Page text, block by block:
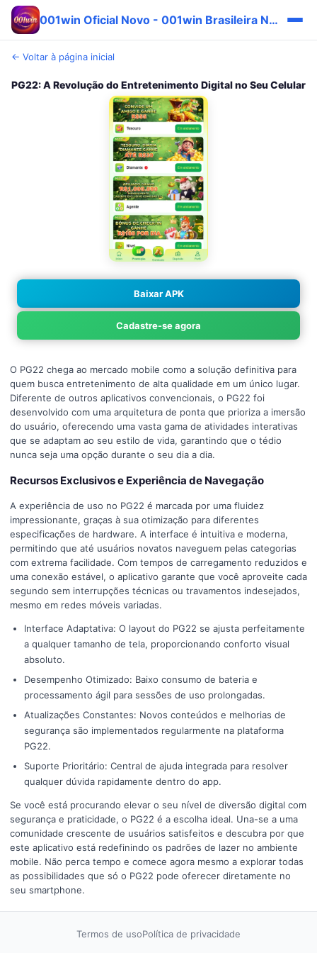
001win Oficial Novo - 001win Brasileira Novo Fácil 🎯
← Voltar à página inicial
PG22: A Revolução do Entretenimento Digital no Seu Celular
Baixar APK
Cadastre-se agora
O PG22 chega ao mercado mobile como a solução definitiva para
quem busca entretenimento de alta qualidade em um único lugar.
Diferente de outros aplicativos convencionais, o PG22 foi
desenvolvido com uma arquitetura de ponta que prioriza a imersão
do usuário, oferecendo uma vasta gama de atividades interativas
que se adaptam ao seu estilo de vida, garantindo que o tédio
nunca seja uma opção durante o seu dia a dia.
Recursos Exclusivos e Experiência de Navegação
A experiência de uso no PG22 é marcada por uma fluidez
impressionante, graças à sua otimização para diferentes
especificações de hardware. A interface é intuitiva e moderna,
permitindo que até usuários novatos naveguem pelas categorias
com extrema facilidade. Com tempos de carregamento reduzidos e
uma conexão estável, o aplicativo garante que você aproveite cada
segundo sem interrupções técnicas ou travamentos indesejados,
mesmo em redes móveis variadas.
Interface Adaptativa: O layout do PG22 se ajusta perfeitamente
a qualquer tamanho de tela, proporcionando conforto visual
absoluto.
Desempenho Otimizado: Baixo consumo de bateria e
processamento ágil para sessões de uso prolongadas.
Atualizações Constantes: Novos conteúdos e melhorias de
segurança são implementados regularmente na plataforma
PG22.
Suporte Prioritário: Central de ajuda integrada para resolver
qualquer dúvida rapidamente dentro do app.
Se você está procurando elevar o seu nível de diversão digital com
segurança e praticidade, o PG22 é a escolha ideal. Una-se a uma
comunidade crescente de usuários satisfeitos e descubra por que
este aplicativo está redefinindo os padrões de lazer no ambiente
mobile. Não perca tempo e comece agora mesmo a explorar todas
as possibilidades que só o PG22 pode oferecer diretamente no
seu smartphone.
Termos de usoPolítica de privacidade